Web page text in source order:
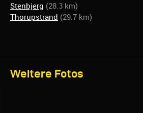
Stenbjerg (28.3 km)
Thorupstrand (29.7 km)
Weitere Fotos